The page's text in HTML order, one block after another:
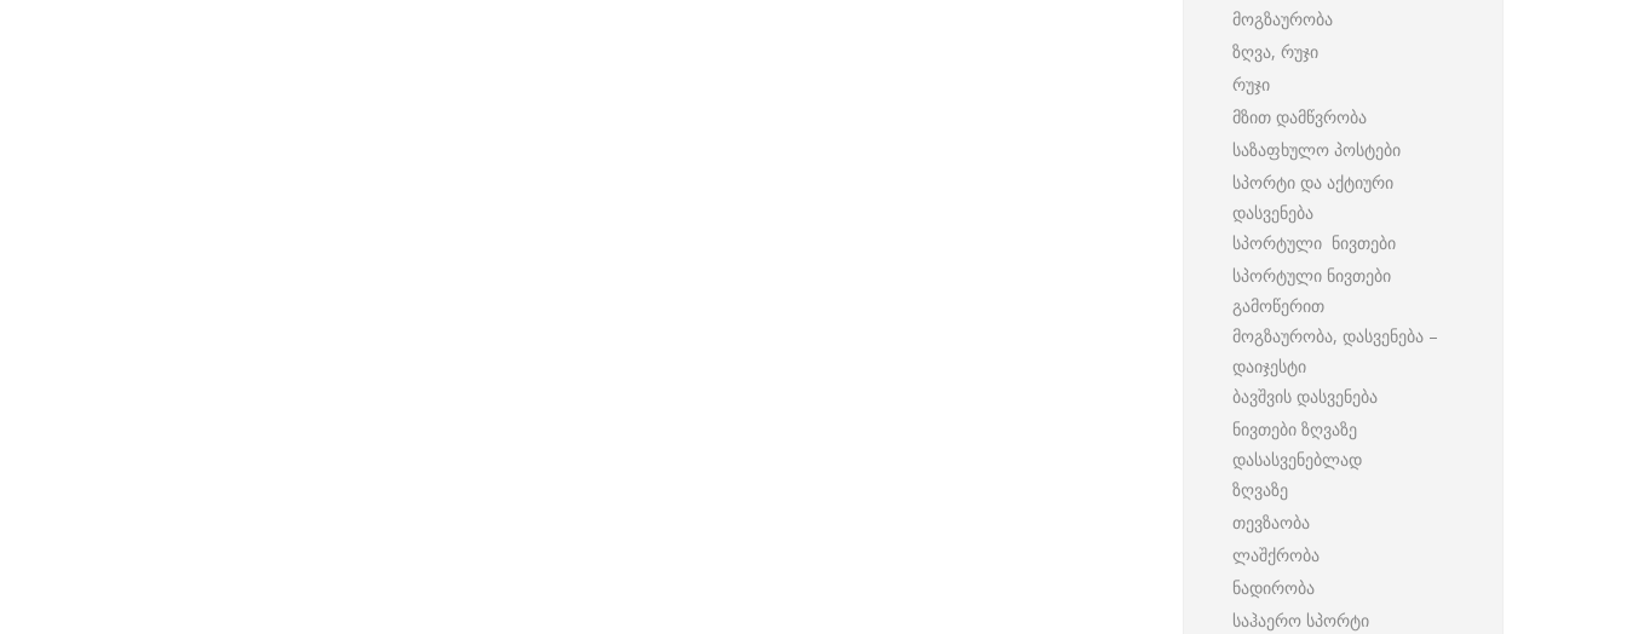
მოგზაურობა
ზღვა, რუჯი
რუჯი
მზით დამწვრობა
საზაფხულო პოსტები
სპორტი და აქტიური
დასვენება
სპორტული ნივთები
სპორტული ნივთები
გამოწერით
მოგზაურობა, დასვენება –
დაიჯესტი
ბავშვის დასვენება
ნივთები ზღვაზე
დასასვენებლად
ზღვაზე
თევზაობა
ლაშქრობა
ნადირობა
საჰაერო სპორტი